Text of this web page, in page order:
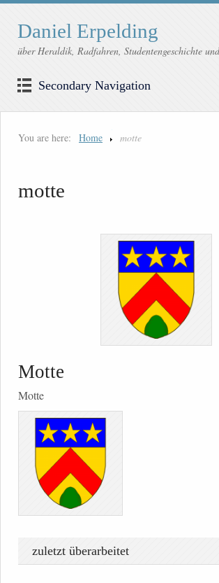
Daniel Erpelding
über Heraldik, Radfahren, Studentengeschichte
Secondary Navigation
You are here: Home motte
motte
Motte
Motte
zuletzt überarbeitet